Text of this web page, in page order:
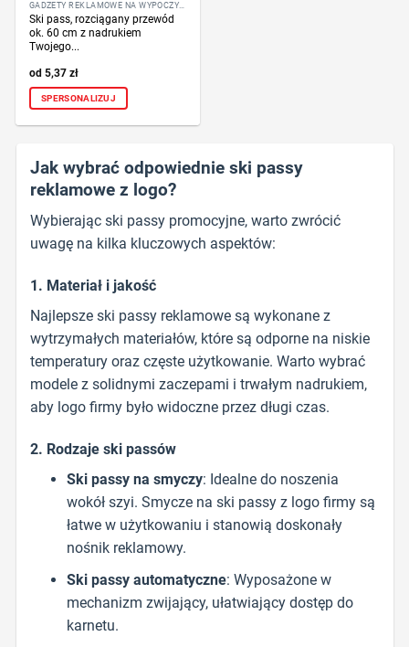
GADŻETY REKLAMOWE NA WYPOCZYNEK
Ski pass, rozciągany przewód
ok. 60 cm z nadrukiem
Twojego...
5,37 zł
SPERSONALIZUJ
Jak wybrać odpowiednie ski passy
reklamowe z logo?
Wybierając ski passy promocyjne, warto zwrócić
uwagę na kilka kluczowych aspektów:
1. Materiał i jakość
Najlepsze ski passy reklamowe są wykonane z
wytrzymałych materiałów, które są odporne na niskie
temperatury oraz częste użytkowanie. Warto wybrać
modele z solidnymi zaczepami i trwałym nadrukiem,
aby logo firmy było widoczne przez długi czas.
2. Rodzaje ski passów
Ski passy na smyczy: Idealne do noszenia
wokół szyi. Smycze na ski passy z logo firmy są
łatwe w użytkowaniu i stanowią doskonały
nośnik reklamowy.
Ski passy automatyczne: Wyposażone w
mechanizm zwijający, ułatwiający dostęp do
karnetu.